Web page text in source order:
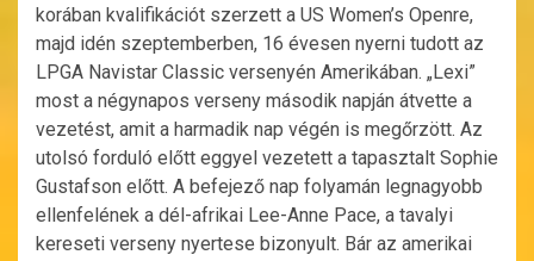
korában kvalifikációt szerzett a US Women’s Openre,
majd idén szeptemberben, 16 évesen nyerni tudott az
LPGA Navistar Classic versenyén Amerikában. „Lexi”
most a négynapos verseny második napján átvette a
vezetést, amit a harmadik nap végén is megőrzött. Az
utolsó forduló előtt eggyel vezetett a tapasztalt Sophie
Gustafson előtt. A befejező nap folyamán legnagyobb
ellenfelének a dél-afrikai Lee-Anne Pace, a tavalyi
kereseti verseny nyertese bizonyult. Bár az amerikai